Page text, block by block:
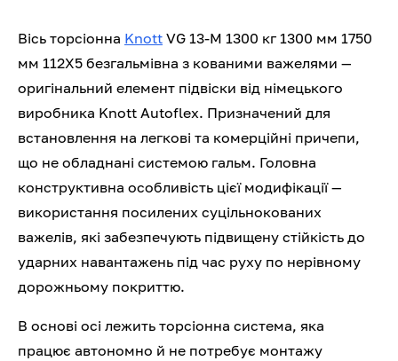
Вісь торсіонна Knott VG 13-M 1300 кг 1300 мм 1750
мм 112Х5 безгальмівна з кованими важелями —
оригінальний елемент підвіски від німецького
виробника Knott Autoflex. Призначений для
встановлення на легкові та комерційні причепи,
що не обладнані системою гальм. Головна
конструктивна особливість цієї модифікації —
використання посилених суцільнокованих
важелів, які забезпечують підвищену стійкість до
ударних навантажень під час руху по нерівному
дорожньому покриттю.
В основі осі лежить торсіонна система, яка
працює автономно й не потребує монтажу